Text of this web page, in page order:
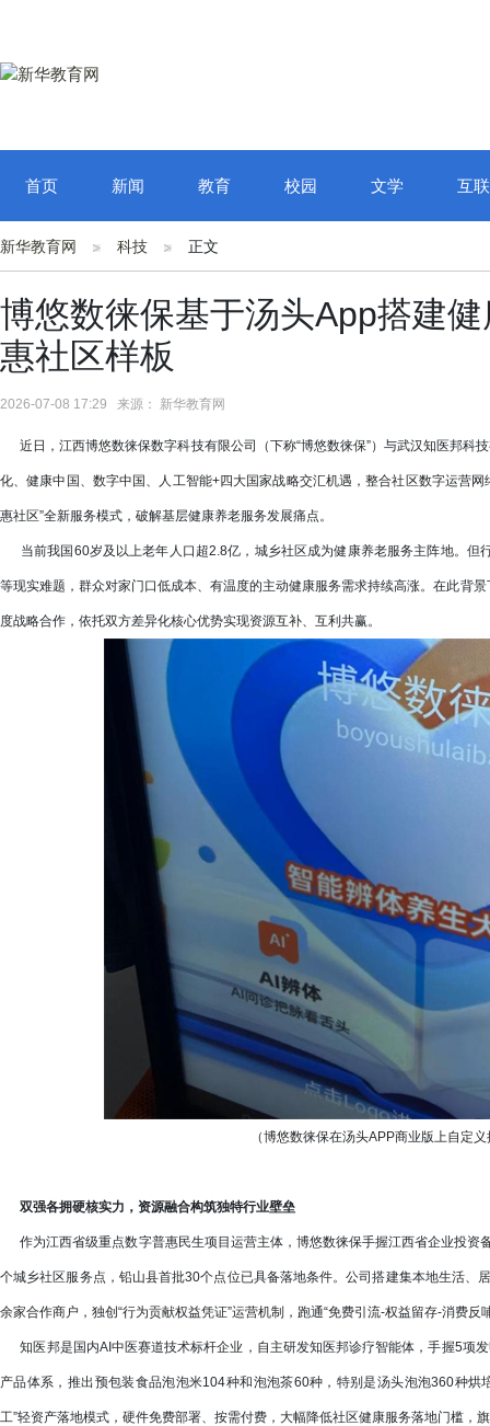
首页 新闻 教育 校园 文学 互
新华教育网 科技 正文
博悠数徕保基于汤头App搭建
惠社区样板
2026-07-08 17:29 来源： 新华教育网
近日，江西博悠数徕保数字科技有限公司（下称“博悠数徕保”）与武汉知医邦科
化、健康中国、数字中国、人工智能+四大国家战略交汇机遇，整合社区数字运营
惠社区”全新服务模式，破解基层健康养老服务发展痛点。
当前我国60岁及以上老年人口超2.8亿，城乡社区成为健康养老服务主阵地。但
等现实难题，群众对家门口低成本、有温度的主动健康服务需求持续高涨。在此背
度战略合作，依托双方差异化核心优势实现资源互补、互利共赢。
（博悠数徕保在汤头APP商业版上自定
双强各拥硬核实力，资源融合构筑独特行业壁垒
作为江西省级重点数字普惠民生项目运营主体，博悠数徕保手握江西省企业投
个城乡社区服务点，铅山县首批30个点位已具备落地条件。公司搭建集本地生活
余家合作商户，独创“行为贡献权益凭证”运营机制，跑通“免费引流-权益留存-消费反
知医邦是国内AI中医赛道技术标杆企业，自主研发知医邦诊疗智能体，手握5项
产品体系，推出预包装食品泡泡米104种和泡泡茶60种，特别是汤头泡泡360种
工”轻资产落地模式，硬件免费部署、按需付费，大幅降低社区健康服务落地门槛，